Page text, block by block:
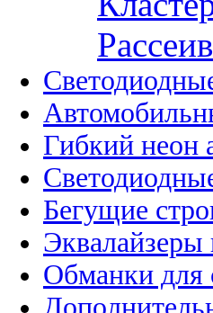
Гибкий неон
Бегущие
Эквалайзеры
Обманки для